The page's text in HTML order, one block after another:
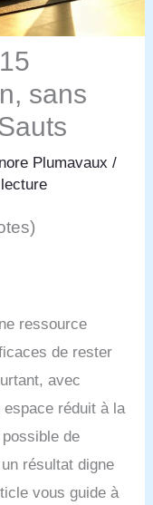
sans
Plumavaux/
ressource
de rester
avec
réduit à la
de
résultat digne
vous guide à